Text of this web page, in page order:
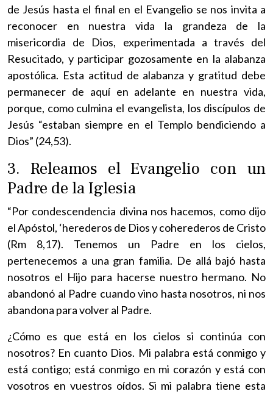
de Jesús hasta el final en el Evangelio se nos invita a
reconocer en nuestra vida la grandeza de la
misericordia de Dios, experimentada a través del
Resucitado, y participar gozosamente en la alabanza
apostólica. Esta actitud de alabanza y gratitud debe
permanecer de aquí en adelante en nuestra vida,
porque, como culmina el evangelista, los discípulos de
Jesús “estaban siempre en el Templo bendiciendo a
Dios” (24,53).
3. Releamos el Evangelio con un
Padre de la Iglesia
“Por condescendencia divina nos hacemos, como dijo
el Apóstol, ‘herederos de Dios y coherederos de Cristo
(Rm 8,17). Tenemos un Padre en los cielos,
pertenecemos a una gran familia. De allá bajó hasta
nosotros el Hijo para hacerse nuestro hermano. No
abandonó al Padre cuando vino hasta nosotros, ni nos
abandona para volver al Padre.
¿Cómo es que está en los cielos si continúa con
nosotros? En cuanto Dios. Mi palabra está conmigo y
está contigo; está conmigo en mi corazón y está con
vosotros en vuestros oídos. Si mi palabra tiene esta